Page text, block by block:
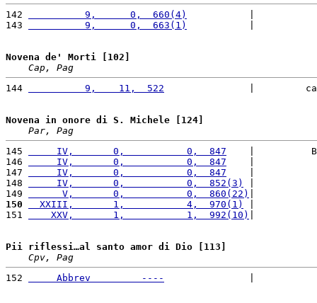
142
          9,      0,  660(4)
143
          9,      0,  663(1)
Novena de' Morti [102]
Cap, Pag
144
          9,    11,  522
|
Novena in onore di S. Michele [124]
Par, Pag
145
     IV,       0,           0,  847
|
146
     IV,       0,           0,  847
147
     IV,       0,           0,  847
148
     IV,       0,           0,  852(3)
149
      V,       0,           0,  860(22)
150
  XXIII,       1,           4,  970(1)
151
    XXV,       1,           1,  992(10)
Pii riflessi…al santo amor di Dio [113]
Cpv, Pag
152
     Abbrev         ----